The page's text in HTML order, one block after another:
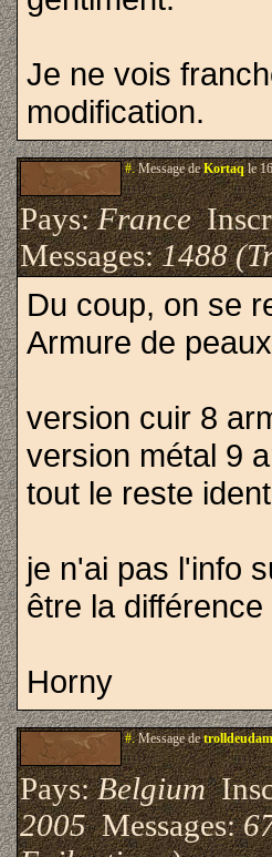
Je ne vois
modification.
#.Message deKortaqle
Pays:France
Messages:1488
Du coup, on se
Armure de
version cuir 8
version métal 9
tout le reste
je n'ai pas l'info
être la
Horny
#.Message detrolldeudam
Pays:Belgium
2005Messages: